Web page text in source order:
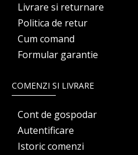
Livrare si returnare
Politica de retur
Cum comand
Formular garantie
COMENZI SI LIVRARE
Cont de gospodar
Autentificare
Istoric comenzi